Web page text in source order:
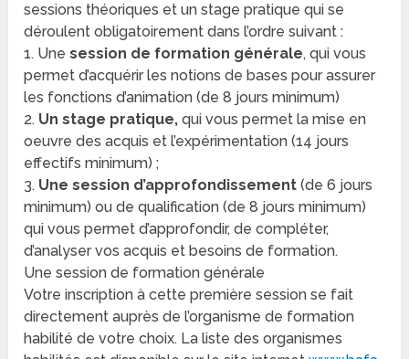
sessions théoriques et un stage pratique qui se
déroulent obligatoirement dans l’ordre suivant :
1. Unesession de formation générale, qui vous
permet d’acquérir les notions de bases pour assurer
les fonctions d’animation (de 8 jours minimum)
2. Un stage pratique, qui vous permet la mise en
oeuvre des acquis et l’expérimentation (14 jours
effectifs minimum) ;
3. Une session d’approfondissement (de 6 jours
minimum) ou de qualification (de 8 jours minimum)
qui vous permet d’approfondir, de compléter,
d’analyser vos acquis et besoins de formation.
Une session de formation générale
Votre inscription à cette première session se fait
directement auprès de l’organisme de formation
habilité de votre choix. La liste des organismes